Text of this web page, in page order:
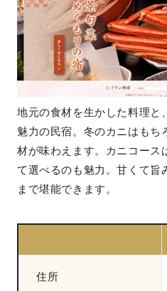
地元の食材を生かした料理と
魅力の民宿。冬のカニはもち
材が味わえます。カニコース
て選べるのも魅力。甘くて旨
まで堪能できます。
住所